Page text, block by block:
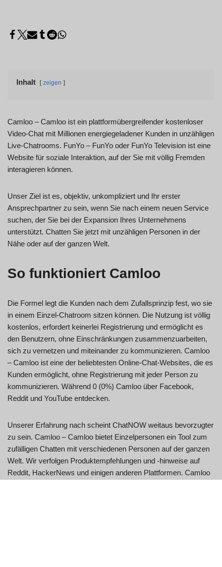
Inhalt zeigen
Camloo – Camloo ist ein plattformübergreifender kostenloser
Video-Chat mit Millionen energiegeladener Kunden in unzähligen
Live-Chatrooms. FunYo – FunYo oder FunYo Television ist eine
Website für soziale Interaktion, auf der Sie mit völlig Fremden
interagieren können.
Unser Ziel ist es, objektiv, unkompliziert und Ihr erster
Ansprechpartner zu sein, wenn Sie nach einem neuen Service
suchen, der Sie bei der Expansion Ihres Unternehmens
unterstützt. Chatten Sie jetzt mit unzähligen Personen in der
Nähe oder auf der ganzen Welt.
So funktioniert Camloo
Die Formel legt die Kunden nach dem Zufallsprinzip fest, wo sie
in einem Einzel-Chatroom sitzen können. Die Nutzung ist völlig
kostenlos, erfordert keinerlei Registrierung und ermöglicht es
den Benutzern, ohne Einschränkungen zusammenzuarbeiten,
sich zu vernetzen und miteinander zu kommunizieren. Camloo
– Camloo ist eine der beliebtesten Online-Chat-Websites, die es
Kunden ermöglicht, ohne Registrierung mit jeder Person zu
kommunizieren. Während 0 (0%) Camloo über Facebook,
Reddit und YouTube entdecken.
Unserer Erfahrung nach scheint ChatNOW weitaus bevorzugter
zu sein. Camloo – Camloo bietet Einzelpersonen ein Tool zum
zufälligen Chatten mit verschiedenen Personen auf der ganzen
Welt. Wir verfolgen Produktempfehlungen und -hinweise auf
Reddit, HackerNews und einigen anderen Plattformen. Camloo